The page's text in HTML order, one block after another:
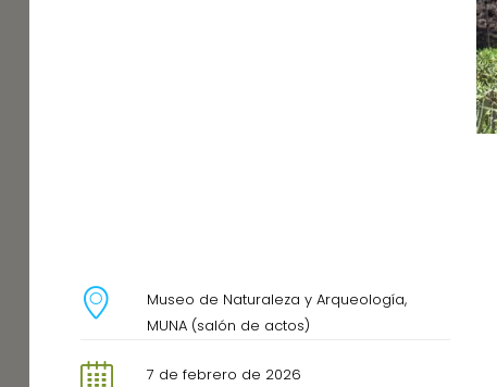
Museo de Naturaleza y Arqueología,
MUNA (salón de actos)
7 de febrero de 2026